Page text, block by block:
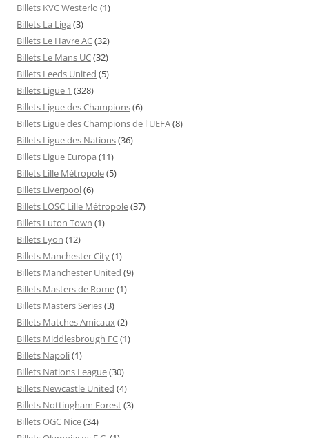
Billets KVC Westerlo (1)
Billets La Liga (3)
Billets Le Havre AC(32)
Billets Le Mans UC(32)
Billets Leeds United (5)
Billets Ligue 1 (328)
Billets Ligue des Champions(6)
Billets Ligue des Champions de l'UEFA(8)
Billets Ligue des Nations(36)
Billets Ligue Europa (11)
Billets Lille Métropole(5)
Billets Liverpool(6)
Billets LOSC Lille Métropole(37)
Billets Luton Town (1)
Billets Lyon (12)
Billets Manchester City(1)
Billets Manchester United (9)
Billets Masters de Rome(1)
Billets Masters Series(3)
Billets Matches Amicaux(2)
Billets Middlesbrough FC(1)
Billets Napoli(1)
Billets Nations League(30)
Billets Newcastle United (4)
Billets Nottingham Forest(3)
Billets OGC Nice(34)